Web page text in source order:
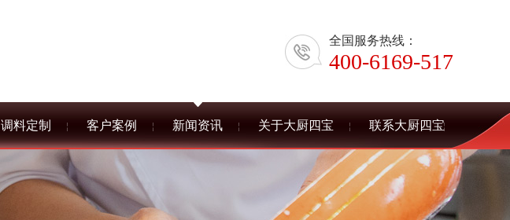
全国服务热线：
400-6169-517
调料定制 客户案例 新闻资讯 关于大厨四宝 联系大厨四宝